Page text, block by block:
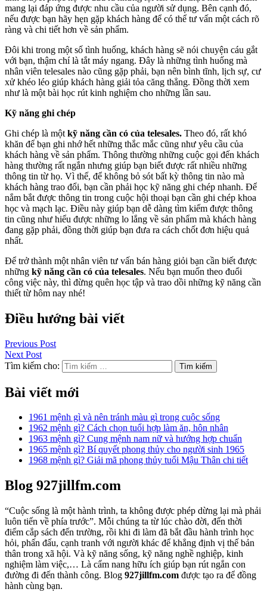
mang lại đáp ứng được nhu cầu của người sử dụng. Bên cạnh đó,
nếu được bạn hãy hẹn gặp khách hàng để có thể tư vấn một cách rõ
ràng và chi tiết hơn về sản phẩm.
Đôi khi trong một số tình huống, khách hàng sẽ nói chuyện cáu gắt
với bạn, thậm chí là tắt máy ngang. Đây là những tình huống mà
nhân viên telesales nào cũng gặp phải, bạn nên bình tĩnh, lịch sự, cư
xử khéo léo giúp khách hàng giải tỏa căng thẳng. Đồng thời xem
như là một bài học rút kinh nghiệm cho những lần sau.
Kỹ năng ghi chép
Ghi chép là một kỹ năng cần có của telesales. Theo đó, rất khó
khăn để bạn ghi nhớ hết những thắc mắc cũng như yêu cầu của
khách hàng về sản phẩm. Thông thường những cuộc gọi đến khách
hàng thường rất ngắn nhưng giúp bạn biết được rất nhiều những
thông tin từ họ. Vì thế, để không bỏ sót bất kỳ thông tin nào mà
khách hàng trao đổi, bạn cần phải học kỹ năng ghi chép nhanh. Để
nắm bắt được thông tin trong cuộc hội thoại bạn cần ghi chép khoa
học và mạch lạc. Điều này giúp bạn dễ dàng tìm kiếm được thông
tin cũng như hiểu được những lo lắng về sản phẩm mà khách hàng
đang gặp phải, đồng thời giúp bạn đưa ra cách chốt đơn hiệu quả
nhất.
Để trở thành một nhân viên tư vấn bán hàng giỏi bạn cần biết được
những kỹ năng cần có của telesales. Nếu bạn muốn theo đuổi
công việc này, thì đừng quên học tập và trao dồi những kỹ năng cần
thiết từ hôm nay nhé!
Điều hướng bài viết
Previous Post
Next Post
Tìm kiếm cho:
Bài viết mới
1961 mệnh gì và nên tránh màu gì trong cuộc sống
1962 mệnh gì? Cách chọn tuổi hợp làm ăn, hôn nhân
1963 mệnh gì? Cung mệnh nam nữ và hướng hợp chuẩn
1965 mệnh gì? Bí quyết phong thủy cho người sinh 1965
1968 mệnh gì? Giải mã phong thủy tuổi Mậu Thân chi tiết
Blog 927jillfm.com
“Cuộc sống là một hành trình, ta không được phép dừng lại mà phải
luôn tiến về phía trước”. Mỗi chúng ta từ lúc chào đời, đến thời
điểm cắp sách đến trường, rồi khi đi làm đã bắt đầu hành trình học
hỏi, phấn đấu, cạnh tranh với người khác để khẳng định vị thế bản
thân trong xã hội. Và kỹ năng sống, kỹ năng nghề nghiệp, kinh
nghiệm làm việc,… Là cẩm nang hữu ích giúp bạn rút ngắn con
đường đi đến thành công. Blog 927jillfm.com được tạo ra để đồng
hành cùng bạn.